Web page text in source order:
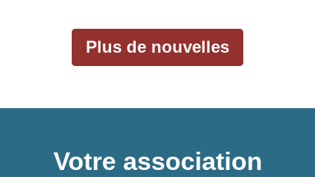
Plus de nouvelles
Votre association